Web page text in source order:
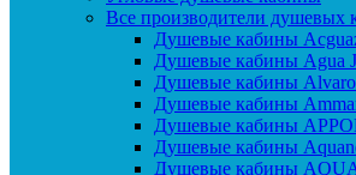
Все производители душевых
Душевые кабины
Душевые кабины Agua
Душевые кабины Alvaro
Душевые кабины
Душевые кабины
Душевые кабины
Душевые кабины